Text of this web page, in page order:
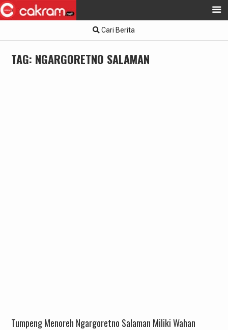
to
Cari Berita
TAG: NGARGORETNO SALAMAN
Tumpeng Menoreh Ngargoretno Salaman Miliki Wahan